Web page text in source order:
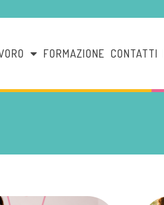
FORMAZIONE CONTATTI